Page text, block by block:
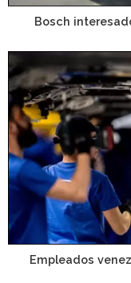
Bosch
Empleados